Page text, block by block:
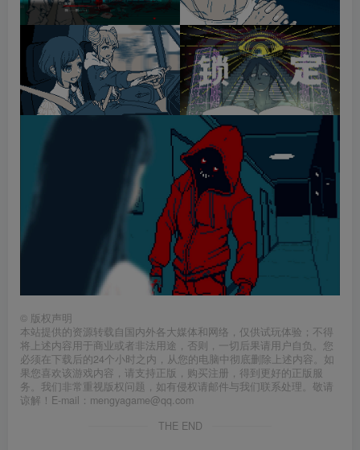
© 版权声明
本站提供的资源转载自国内外各大媒体和网络，仅供试玩体验；不得
将上述内容用于商业或者非法用途，否则，一切后果请用户自负。您
必须在下载后的24个小时之内，从您的电脑中彻底删除上述内容。如
果您喜欢该游戏内容，请支持正版，购买注册，得到更好的正版服
务。我们非常重视版权问题，如有侵权请邮件与我们联系处理。敬请
谅解！E-mail：mengyagame@qq.com
THE END